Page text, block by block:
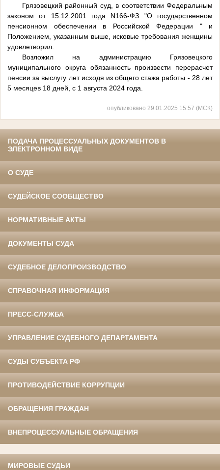
Грязовецкий районный суд, в соответствии Федеральным
законом от 15.12.2001 года N166-ФЗ "О государственном
пенсионном обеспечении в Российской Федерации " и
Положением, указанным выше, исковые требования женщины
удовлетворил.
Возложил на администрацию Грязовецкого
муниципального округа обязанность произвести перерасчет
пенсии за выслугу лет исходя из общего стажа работы - 28 лет
5 месяцев 18 дней, с 1 августа 2024 года.
опубликовано 29.01.2025 15:57 (МСК)
ПОДАЧА ПРОЦЕССУАЛЬНЫХ ДОКУМЕНТОВ В
ЭЛЕКТРОННОМ ВИДЕ
О СУДЕ
СУДЕЙСКОЕ СООБЩЕСТВО
НОРМАТИВНЫЕ АКТЫ
ДОКУМЕНТЫ СУДА
СУДЕБНОЕ ДЕЛОПРОИЗВОДСТВО
СПРАВОЧНАЯ ИНФОРМАЦИЯ
ПРЕСС-СЛУЖБА
УПРАВЛЕНИЕ СУДЕБНОГО ДЕПАРТАМЕНТА
СУДЫ СУБЪЕКТА РФ
ПРОТИВОДЕЙСТВИЕ КОРРУПЦИИ
ОБРАЩЕНИЯ ГРАЖДАН
ВНЕПРОЦЕССУАЛЬНЫЕ ОБРАЩЕНИЯ
МИРОВЫЕ СУДЬИ